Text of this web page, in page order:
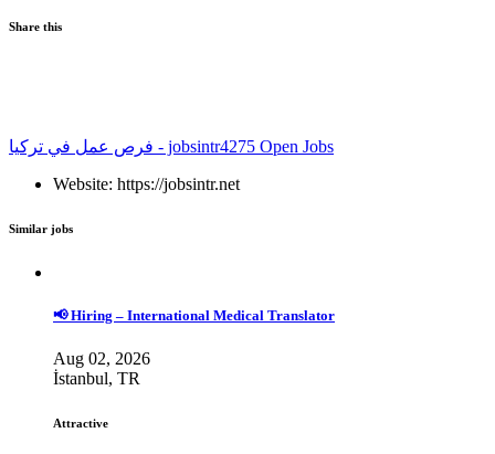
Share this
فرص عمل في تركيا - jobsintr4275 Open Jobs
Website: https://jobsintr.net
Similar jobs
📢 Hiring – International Medical Translator
Aug 02, 2026
İstanbul, TR
Attractive